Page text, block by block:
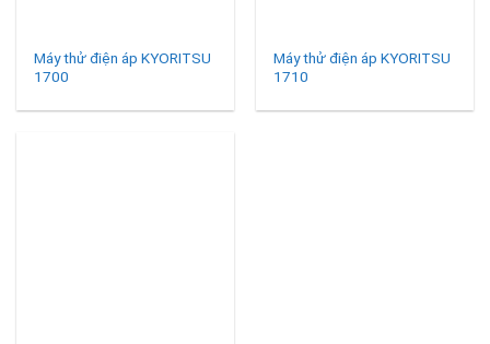
Máy thử điện áp KYORITSU
1700
Máy thử điện áp KYORITSU
1710